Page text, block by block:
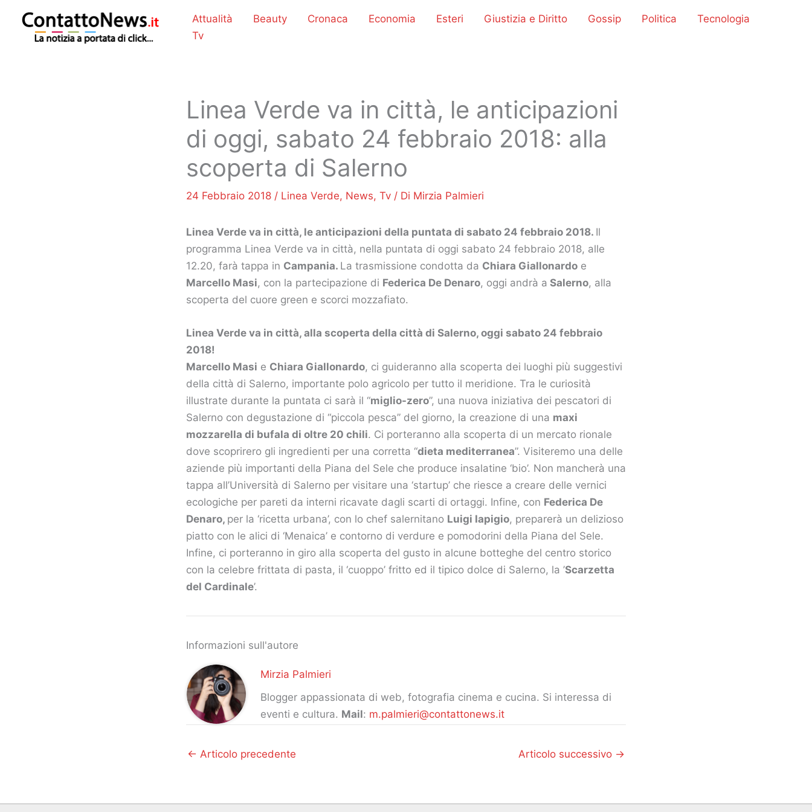
contenuto
Attualità Beauty Cronaca Economia Esteri Giustizia e Diritto Gossip Politica
Tecnologia
Tv
Linea Verde va in città, le anticipazioni
di oggi, sabato 24 febbraio 2018: alla
scoperta di Salerno
24 Febbraio 2018 / Linea Verde, News, Tv / Di Mirzia Palmieri
Linea Verde va in città, le anticipazioni della puntata di sabato 24 febbraio 2018. Il
programma Linea Verde va in città, nella puntata di oggi sabato 24 febbraio 2018, alle
12.20, farà tappa in Campania. La trasmissione condotta da Chiara Giallonardo e
Marcello Masi, con la partecipazione di Federica De Denaro, oggi andrà a Salerno, alla
scoperta del cuore green e scorci mozzafiato.
Linea Verde va in città, alla scoperta della città di Salerno, oggi sabato 24 febbraio
2018!
Marcello Masi e Chiara Giallonardo, ci guideranno alla scoperta dei luoghi più suggestivi
della città di Salerno, importante polo agricolo per tutto il meridione. Tra le curiosità
illustrate durante la puntata ci sarà il “miglio-zero”, una nuova iniziativa dei pescatori di
Salerno con degustazione di “piccola pesca” del giorno, la creazione di una maxi
mozzarella di bufala di oltre 20 chili. Ci porteranno alla scoperta di un mercato rionale
dove scoprirero gli ingredienti per una corretta “dieta mediterranea”. Visiteremo una delle
aziende più importanti della Piana del Sele che produce insalatine ‘bio’. Non mancherà una
tappa all’Università di Salerno per visitare una ‘startup’ che riesce a creare delle vernici
ecologiche per pareti da interni ricavate dagli scarti di ortaggi. Infine, con Federica De
Denaro, per la ‘ricetta urbana’, con lo chef salernitano Luigi Iapigio, preparerà un delizioso
piatto con le alici di ‘Menaica’ e contorno di verdure e pomodorini della Piana del Sele.
Infine, ci porteranno in giro alla scoperta del gusto in alcune botteghe del centro storico
con la celebre frittata di pasta, il ‘cuoppo’ fritto ed il tipico dolce di Salerno, la ’Scarzetta
del Cardinale’.
Informazioni sull'autore
Mirzia Palmieri
Blogger appassionata di web, fotografia cinema e cucina. Si interessa di
eventi e cultura. Mail: m.palmieri@contattonews.it
← Articolo precedente Articolo successivo →